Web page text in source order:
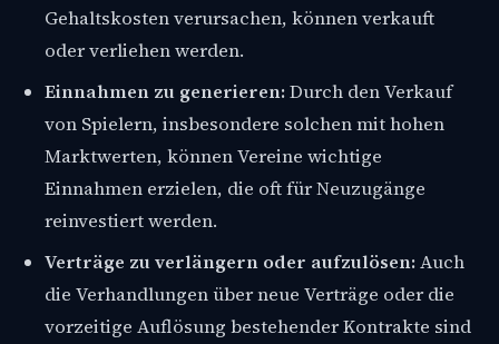
Gehaltskosten verursachen, können verkauft
oder verliehen werden.
Einnahmen zu generieren:Durch den Verkauf
von Spielern, insbesondere solchen mit hohen
Marktwerten, können Vereine wichtige
Einnahmen erzielen, die oft für Neuzugänge
reinvestiert werden.
Verträge zu verlängern oder aufzulösen:Auch
die Verhandlungen über neue Verträge oder die
vorzeitige Auflösung bestehender Kontrakte sind